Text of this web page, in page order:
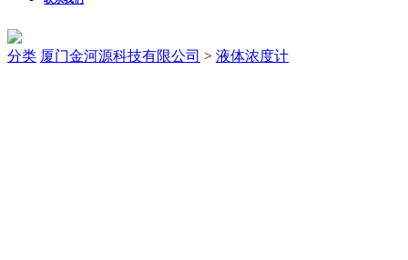
分类 厦门金河源科技有限公司 > 液体浓度计